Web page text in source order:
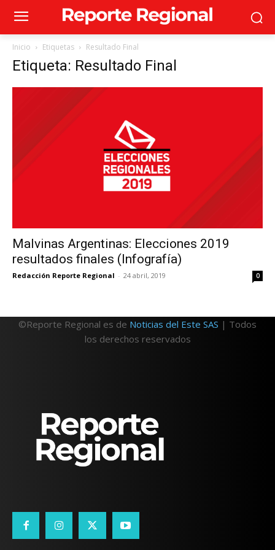
Inicio Etiquetas Resultado Final
Etiqueta: Resultado Final
Malvinas Argentinas: Elecciones 2019
resultados finales (Infografía)
Redacción Reporte Regional - 24 abril, 2019 0
©Reporte Regional es de Noticias del Este SAS | Todos
los derechos reservados